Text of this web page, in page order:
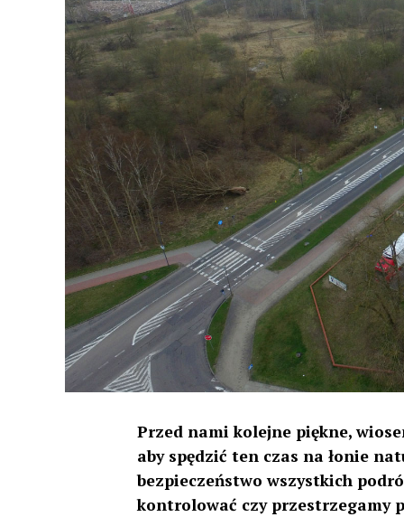
Przed nami kolejne piękne,
aby spędzić ten czas na łonie
bezpieczeństwo wszystkich
kontrolować czy przestrzegamy